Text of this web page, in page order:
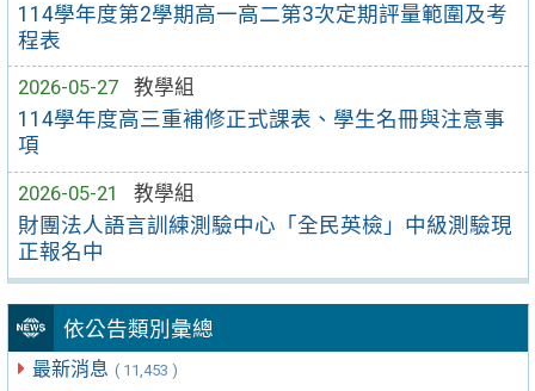
114學年度第2學期高一高二第3次定期評量範圍及考
程表
2026-05-27
教學組
114學年度高三重補修正式課表、學生名冊與注意事
項
2026-05-21
教學組
財團法人語言訓練測驗中心「全民英檢」中級測驗現
正報名中
依公告類別彙總
最新消息 ( 11,453 )